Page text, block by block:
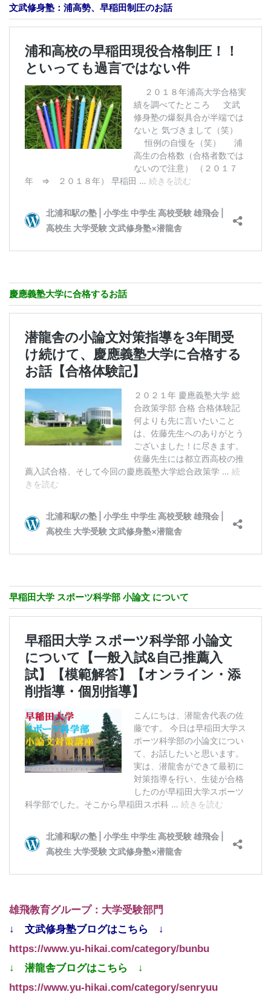
文武修身塾：浦高勢、早稲田制圧のお話
慶應義塾大学に合格するお話
早稲田大学 スポーツ科学部 小論文 について
雄飛教育グループ：大学受験部門
↓ 文武修身塾ブログはこちら ↓
https://www.yu-hikai.com/category/bunbu
↓ 潜龍舎ブログはこちら ↓
https://www.yu-hikai.com/category/senryuu